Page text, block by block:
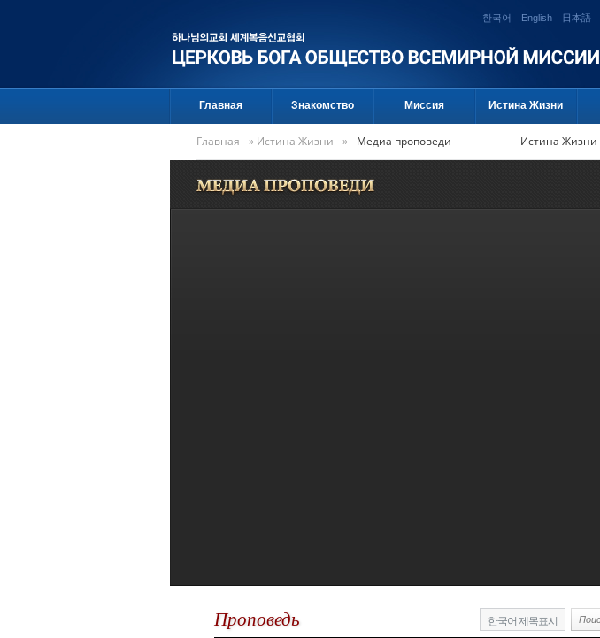
한국어 English 日本語
Главная Знакомство Миссия Истина Жизни
Главная » Истина Жизни » Медиа проповеди Истина Жизни
Проповедь 한국어 제목표시